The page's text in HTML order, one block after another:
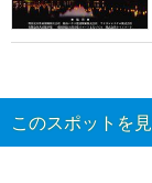
このスポットを